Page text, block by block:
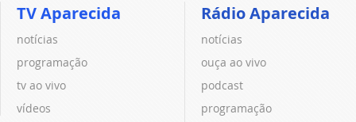
TV Aparecida
notícias
programação
tv ao vivo
vídeos
Rádio Aparecida
notícias
ouça ao vivo
podcast
programação